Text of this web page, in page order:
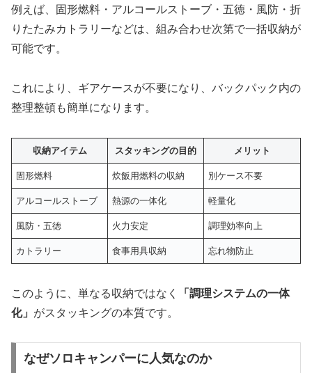
例えば、固形燃料・アルコールストーブ・五徳・風防・折
りたたみカトラリーなどは、組み合わせ次第で一括収納が
可能です。
これにより、ギアケースが不要になり、バックパック内の
整理整頓も簡単になります。
収納アイテム スタッキングの目的 メリット
固形燃料 炊飯用燃料の収納 別ケース不要
アルコールストーブ 熱源の一体化 軽量化
風防・五徳 火力安定 調理効率向上
カトラリー 食事用具収納 忘れ物防止
このように、単なる収納ではなく
「調理システムの一体
化」 がスタッキングの本質です。
なぜソロキャンパーに人気なのか